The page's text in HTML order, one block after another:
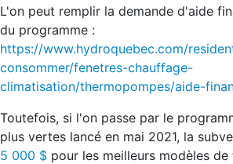
L'on peut remplir la demande d'aide
du programme :
https://www.hydroquebec.com/
consommer/fenetres-chauffage-
climatisation/thermopompes/aide-
Toutefois, si l'on passe par le
plus vertes lancé en mai 2021, la
5 000 $ pour les meilleurs modèles